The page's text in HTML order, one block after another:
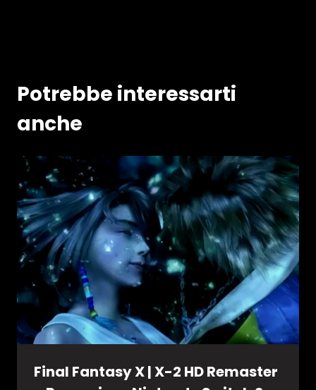
Potrebbe interessarti
anche
Final Fantasy X | X-2 HD Remaster